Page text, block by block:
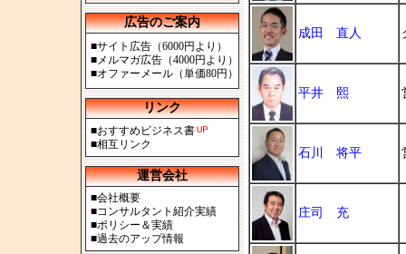
広告のご案内
■サイト広告（6000円より）
■メルマガ広告（4000円より）
■オファーメール（単価80円）
リンク
■おすすめビジネス書
■相互リンク
運営会社
■会社概要
■コンサルタント紹介実績
■ポリシー＆実績
■過去のアップ情報
成田 直人
平井 熙
石川 将平
庄司 充